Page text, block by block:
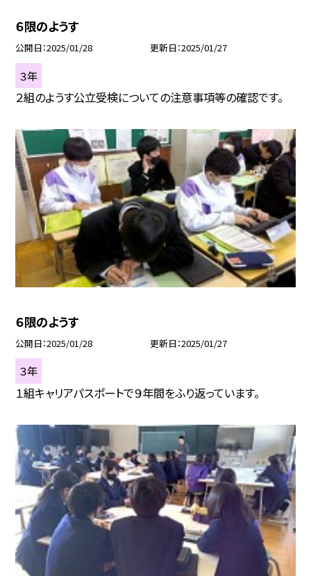
６限のようす
公開日 2025/01/28 更新日 2025/01/27
３年
２組のようす公立受検についての注意事項等の確認です。
６限のようす
公開日 2025/01/28 更新日 2025/01/27
３年
１組キャリアパスポートで９年間をふり返っています。